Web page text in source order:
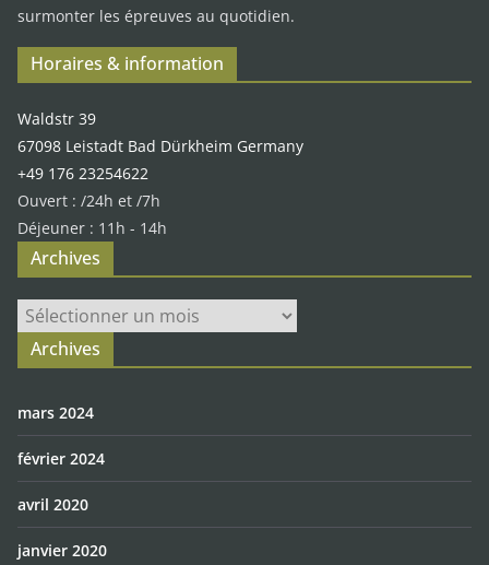
surmonter les épreuves au quotidien.
Horaires & information
Waldstr 39
67098 Leistadt Bad Dürkheim Germany
+49 176 23254622
Ouvert : /24h et /7h
Déjeuner : 11h - 14h
Archives
Archives
Archives
mars 2024
février 2024
avril 2020
janvier 2020